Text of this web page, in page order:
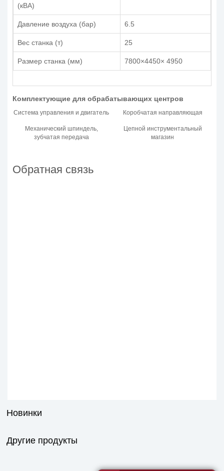
(кВА)
Давление воздуха (бар) 6.5
Вес станка (т) 25
Размер станка (мм) 7800×4450× 4950
Комплектующие для обрабатывающих центров
Система управления и двигатель Коробчатая направляющая
Механический шпиндель,
зубчатая передача
Цепной инструментальный
магазин
Обратная связь
Новинки
Другие продукты